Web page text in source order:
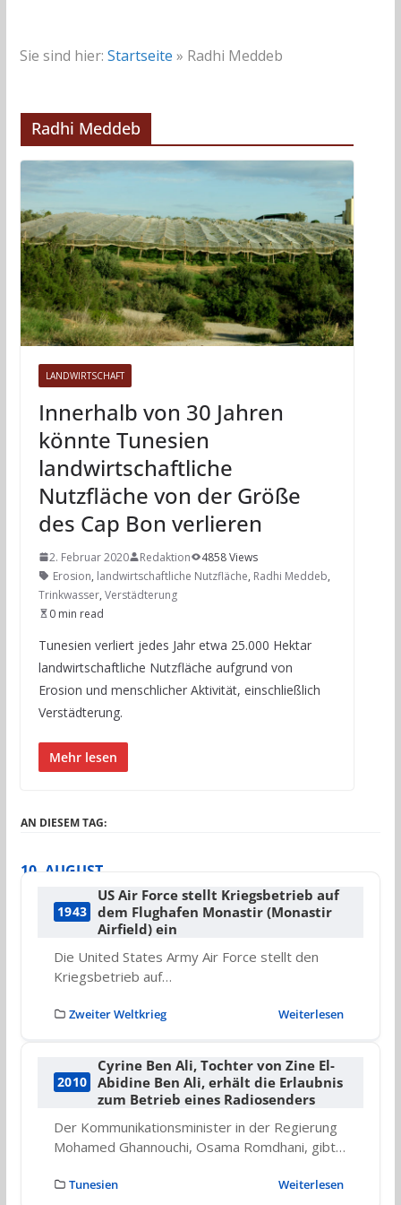
Sie sind hier: Startseite » Radhi Meddeb
Radhi Meddeb
LANDWIRTSCHAFT
Innerhalb von 30 Jahren
könnte Tunesien
landwirtschaftliche
Nutzfläche von der Größe
des Cap Bon verlieren
2. Februar 2020 Redaktion
4858 Views
Erosion, landwirtschaftliche Nutzfläche, Radhi Meddeb,
Trinkwasser, Verstädterung
0 min read
Tunesien verliert jedes Jahr etwa 25.000 Hektar
landwirtschaftliche Nutzfläche aufgrund von
Erosion und menschlicher Aktivität, einschließlich
Verstädterung.
Mehr lesen
AN DIESEM TAG:
10. AUGUST
1943
US Air Force stellt Kriegsbetrieb auf
dem Flughafen Monastir (Monastir
Airfield) ein
Die United States Army Air Force stellt den
Kriegsbetrieb auf…
Zweiter Weltkrieg Weiterlesen
2010
Cyrine Ben Ali, Tochter von Zine El-
Abidine Ben Ali, erhält die Erlaubnis
zum Betrieb eines Radiosenders
Der Kommunikationsminister in der Regierung
Mohamed Ghannouchi, Osama Romdhani, gibt…
Tunesien Weiterlesen